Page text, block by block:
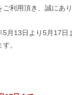
利用頂き、誠にあ
5月13日より5月17日
。